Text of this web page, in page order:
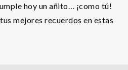
hoy un añito… ¡como tú!
mejores recuerdos en estas